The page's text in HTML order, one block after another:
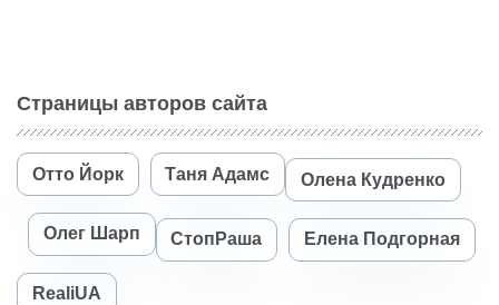
Страницы авторов сайта
Отто Йорк Таня Адамс Олена Кудренко
Олег Шарп СтопРаша Елена Подгорная
RealiUA